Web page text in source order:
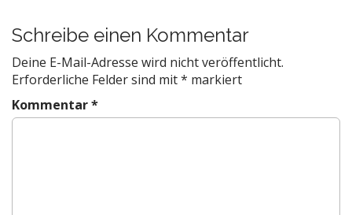
s
t
n
a
v
Schreibe einen Kommentar
Deine E-Mail-Adresse wird nicht veröffentlicht.
Erforderliche Felder sind mit* markiert
Kommentar*